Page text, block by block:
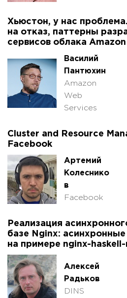
Хьюстон, у нас
на отказ, паттерны
сервисов облака Amazon
Василий
Пантюхин
Amazon
Web
Services
Cluster and Resource
Facebook
Артемий
Колеснико
в
Facebook
Реализация
базе Nginx:
на примере nginx-
Алексей
Радьков
DINS